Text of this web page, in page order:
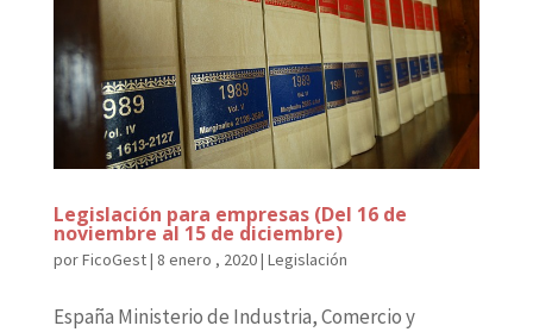
Legislación para empresas (Del 16 de
noviembre al 15 de diciembre)
porFicoGest| 8 enero , 2020| Legislación
España Ministerio de Industria, Comercio y